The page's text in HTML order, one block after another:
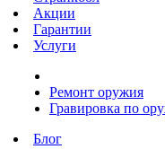
Акции
Гарантии
Услуги
Ремонт оружия
Гравировка по
Блог